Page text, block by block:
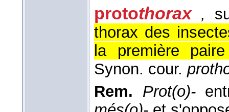
protothorax ,
thorax des
la première
Synon. cour.
Rem. Prot(o)-